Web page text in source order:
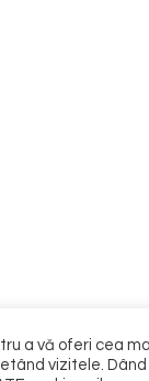
a vă oferi cea
vizitele. Dând